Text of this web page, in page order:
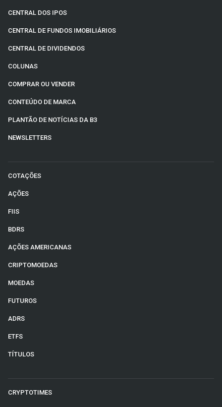
CENTRAL DOS IPOS
CENTRAL DE FUNDOS IMOBILIÁRIOS
CENTRAL DE DIVIDENDOS
COLUNAS
COMPRAR OU VENDER
CONTEÚDO DE MARCA
PLANTÃO DE NOTÍCIAS DA B3
NEWSLETTERS
COTAÇÕES
AÇÕES
FIIS
BDRS
AÇÕES AMERICANAS
CRIPTOMOEDAS
MOEDAS
FUTUROS
ADRS
ETFS
TÍTULOS
CRYPTOTIMES